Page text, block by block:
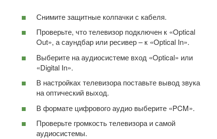
Снимите защитные колпачки с кабеля.
Проверьте, что телевизор подключен к «Optical
Out», а саундбар или ресивер – к «Optical In».
Выберите на аудиосистеме вход «Optical» или
«Digital In».
В настройках телевизора поставьте вывод звука
на оптический выход.
В формате цифрового аудио выберите «PCM».
Проверьте громкость телевизора и самой
аудиосистемы.